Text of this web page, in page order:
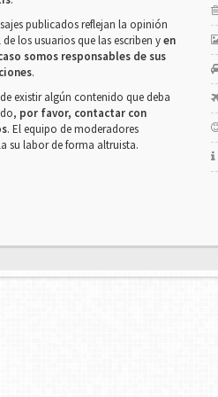
publicados reflejan la opinión
los usuarios que las escriben yen
somos responsables de sus
.
existir algún contenido que deba
por favor, contactar con
. El equipo de moderadores
su labor de forma altruista.